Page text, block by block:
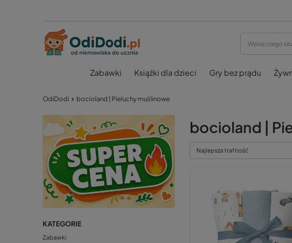
Zabawki Książki dla dzieci Gry bez prądu
OdiDodi bocioland | Pieluchy muślinowe
KATEGORIE
Zabawki
bocioland |
Najlepsza trafność